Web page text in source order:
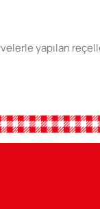
yapılan
iyisini sunun.
keyfini çıkarın.